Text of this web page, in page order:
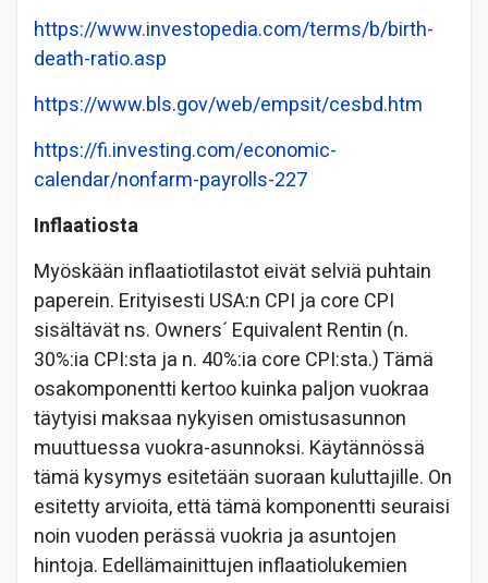
https://www.investopedia.com/terms/b/birth-
death-ratio.asp
https://www.bls.gov/web/empsit/cesbd.htm
https://fi.investing.com/economic-
calendar/nonfarm-payrolls-227
Inflaatiosta
Myöskään inflaatiotilastot eivät selviä puhtain
paperein. Erityisesti USA:n CPI ja core CPI
sisältävät ns. Owners´ Equivalent Rentin (n.
30%:ia CPI:sta ja n. 40%:ia core CPI:sta.) Tämä
osakomponentti kertoo kuinka paljon vuokraa
täytyisi maksaa nykyisen omistusasunnon
muuttuessa vuokra-asunnoksi. Käytännössä
tämä kysymys esitetään suoraan kuluttajille. On
esitetty arvioita, että tämä komponentti seuraisi
noin vuoden perässä vuokria ja asuntojen
hintoja. Edellämainittujen inflaatiolukemien